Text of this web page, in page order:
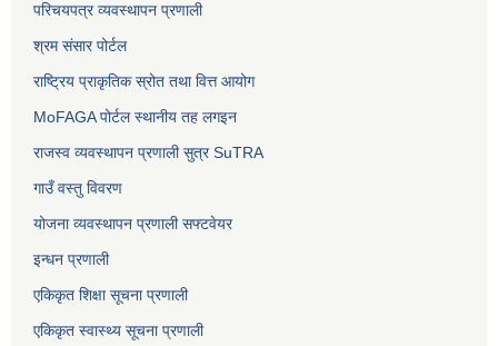
परिचयपत्र व्यवस्थापन प्रणाली
श्रम संसार पोर्टल
राष्ट्रिय प्राकृतिक स्रोत तथा वित्त आयोग
MoFAGA पोर्टल स्थानीय तह लगइन
राजस्व व्यवस्थापन प्रणाली सुत्र SuTRA
गाउँ वस्तु विवरण
योजना व्यवस्थापन प्रणाली सफ्टवेयर
इन्धन प्रणाली
एकिकृत शिक्षा सूचना प्रणाली
एकिकृत स्वास्थ्य सूचना प्रणाली